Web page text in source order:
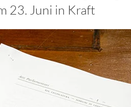
23. Juni in Kraft